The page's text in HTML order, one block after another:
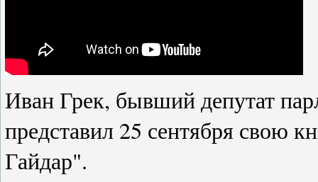
Иван Грек, бывший депутат
представил 25 сентября свою
Гайдар".